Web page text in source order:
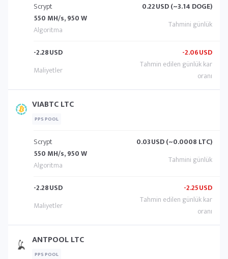
Scrypt
550 MH/s, 950 W
0.22USD (~3.14 DOGE)
-2.28USD -2.06USD
VIABTC LTC
PPS POOL
Scrypt
550 MH/s, 950 W
0.03USD (~0.0008 LTC)
-2.28USD -2.25USD
ANTPOOL LTC
PPS POOL